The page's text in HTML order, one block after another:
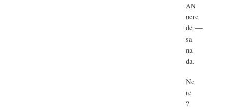
AN
nere
de —
sa
na
da.
Ne
re
?